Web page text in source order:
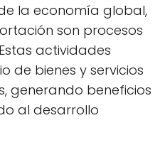
la economía global,
son procesos
actividades
de bienes y servicios
generando beneficios
al desarrollo